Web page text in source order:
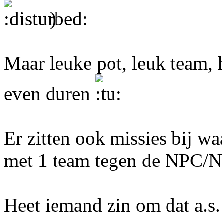
)
Maar leuke pot, leuk
even duren
Er zitten ook missies bij
met 1 team tegen de NPC/
Heet iemand zin om dat